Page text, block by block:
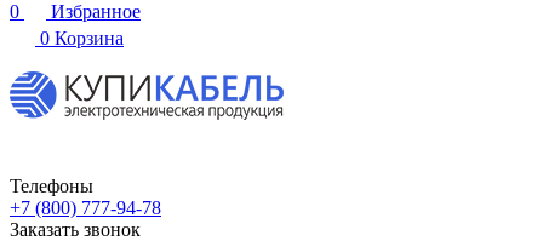
0
Избранное
0 Корзина
Телефоны
+7 (800) 777-94-78
Заказать звонок